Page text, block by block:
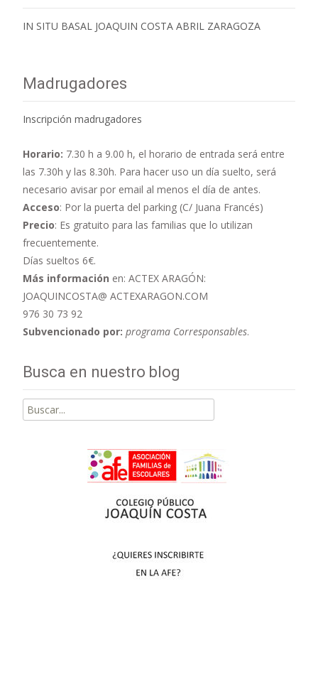
IN SITU BASAL JOAQUIN COSTA ABRIL ZARAGOZA
Madrugadores
Inscripción madrugadores
Horario: 7.30 h a 9.00 h, el horario de entrada será entre
las 7.30h y las 8.30h. Para hacer uso un día suelto, será
necesario avisar por email al menos el día de antes.
Acceso: Por la puerta del parking (C/ Juana Francés)
Precio: Es gratuito para las familias que lo utilizan
frecuentemente.
Días sueltos 6€.
Más información en: ACTEX ARAGÓN:
JOAQUINCOSTA@ ACTEXARAGON.COM
976 30 73 92
Subvencionado por: programa Corresponsables.
Busca en nuestro blog
Buscar
por: